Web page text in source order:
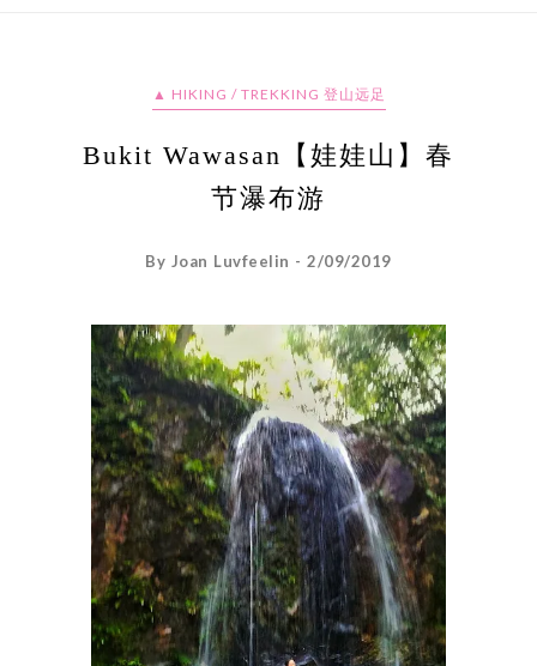
▲ HIKING / TREKKING 登山远足
Bukit Wawasan【娃娃山】春
节瀑布游
By Joan Luvfeelin - 2/09/2019